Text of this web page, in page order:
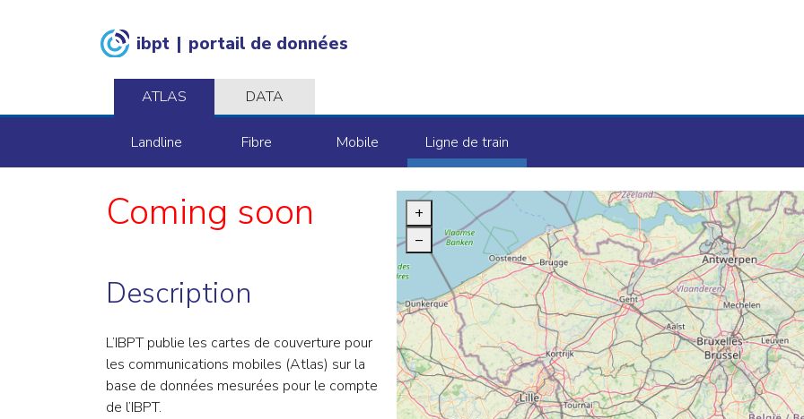
ibpt | portail de données
ATLAS DATA
Landline Fibre Mobile Ligne de train
+
–
Coming soon
Description
L’IBPT publie les cartes de couverture pour
les communications mobiles (Atlas) sur la
base de données mesurées pour le compte
de l’IBPT.